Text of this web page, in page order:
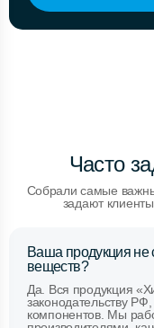
Часто
Собрали самые
задают
Ваша продукция
веществ?
Да. Вся продукция
законодательству
компонентов. Мы